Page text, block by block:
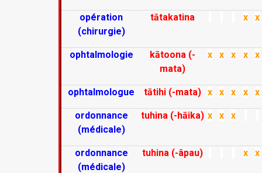
opération
(chirurgie)
tātakatina x x
ophtalmologie
kātoona (-
mata)
x x x x x
ophtalmologue tātihi (-mata) x x x x x
ordonnance
(médicale)
tuhina (-hāika) x x x
ordonnance
(médicale)
tuhina (-âpau) x x